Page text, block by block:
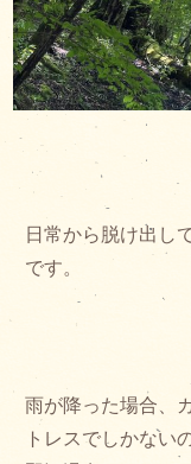
日常から脱け出し
です。
雨が降った場合、
トレスでしかない